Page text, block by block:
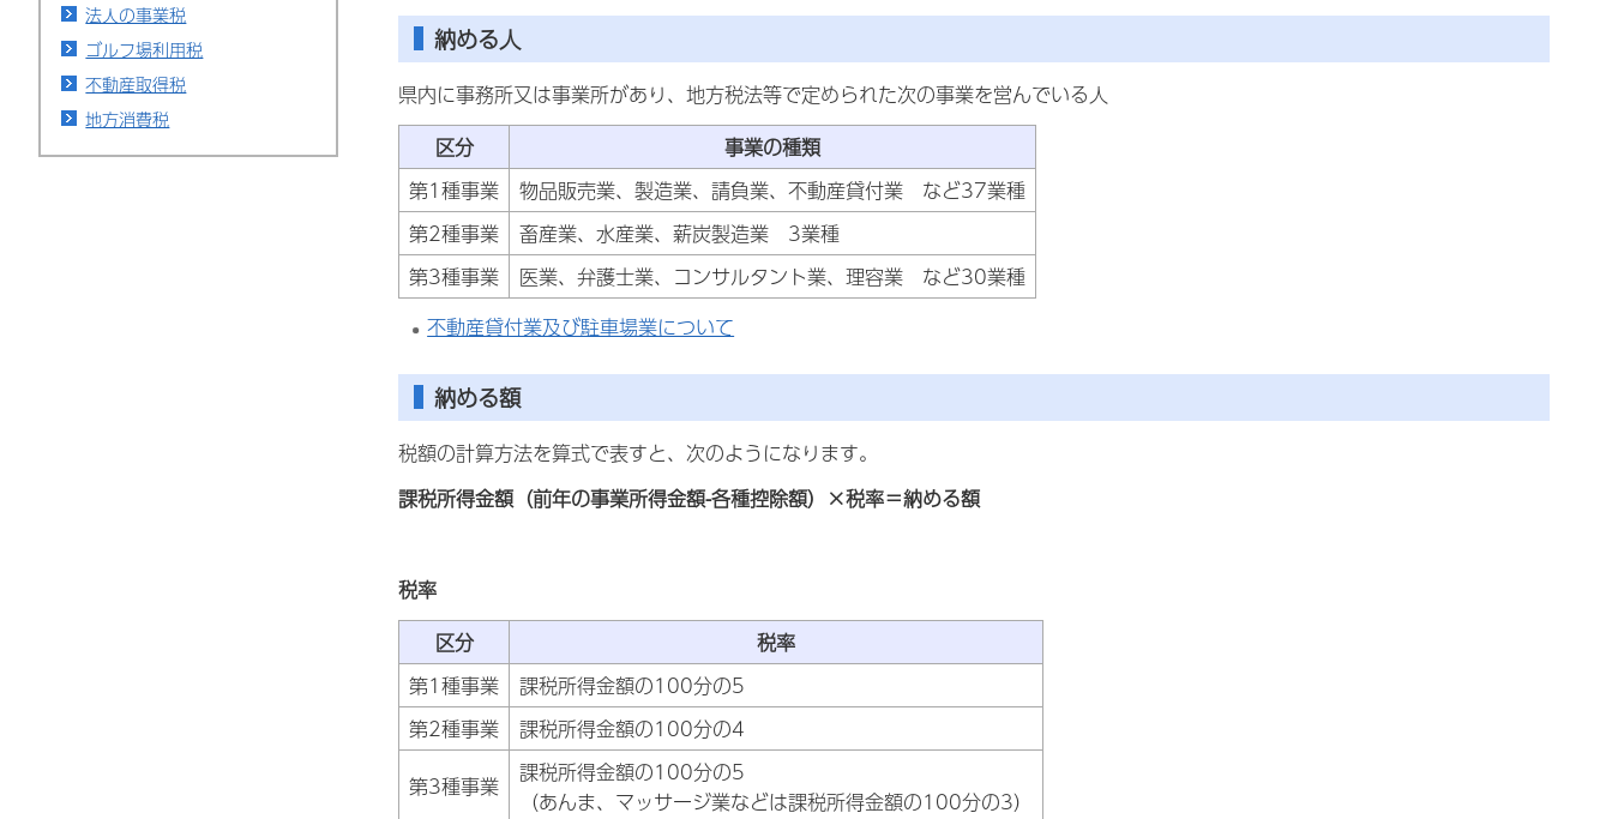
法人の事業税
ゴルフ場利用税
不動産取得税
地方消費税
納める人
県内に事務所又は事業所があり、地方税法等で定められた次の事業を営んでいる人
区分
事業の種類
第1種事業
物品販売業、製造業、請負業、不動産貸付業 など37業種
第2種事業
畜産業、水産業、薪炭製造業 3業種
第3種事業
医業、弁護士業、コンサルタント業、理容業 など30業種
不動産貸付業及び駐車場業について
納める額
税額の計算方法を算式で表すと、次のようになります。
課税所得金額（前年の事業所得金額-各種控除額）×税率＝納める額
税率
区分
税率
第1種事業
課税所得金額の100分の5
第2種事業
課税所得金額の100分の4
第3種事業
課税所得金額の100分の5
（あんま、マッサージ業などは課税所得金額の100分の3）